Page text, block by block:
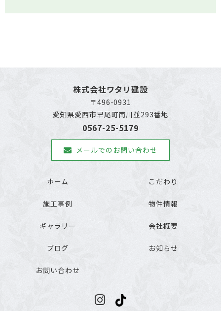
株式会社ワタリ建設
〒496-0931
愛知県愛西市早尾町南川並293番地
0567-25-5179
メールでのお問い合わせ
ホーム こだわり
施工事例 物件情報
ギャラリー 会社概要
ブログ お知らせ
お問い合わせ